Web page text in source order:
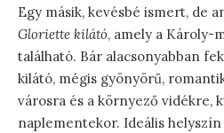
Egy másik, kevésbé ismert, de
Gloriette kilátó, amely a Károly-
található. Bár alacsonyabban
kilátó, mégis gyönyörű,
városra és a környező vidékre,
naplementekor. Ideális